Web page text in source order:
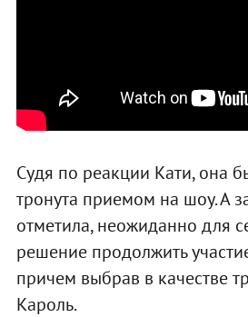
Судя по реакции Кати, она
тронута приемом на шоу. А
отметила, неожиданно для
решение продолжить
причем выбрав в качестве
Кароль.